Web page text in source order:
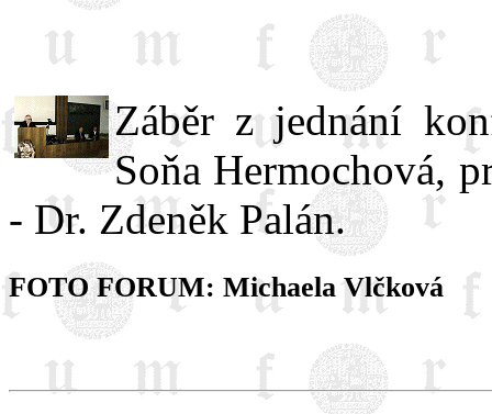
Záběr z jednání
Soňa Hermochová,
- Dr. Zdeněk Palán.
FOTO FORUM: Michaela Vlčková